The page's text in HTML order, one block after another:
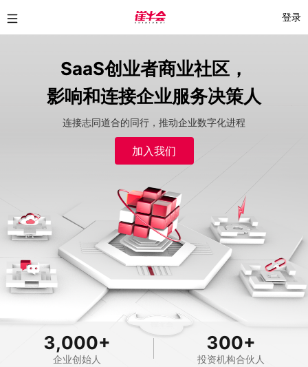
登录
SaaS创业者商业社区，
影响和连接企业服务决策人
连接志同道合的同行，推动企业数字化进程
加入我们
3,000+
企业创始人
300+
投资机构合伙人